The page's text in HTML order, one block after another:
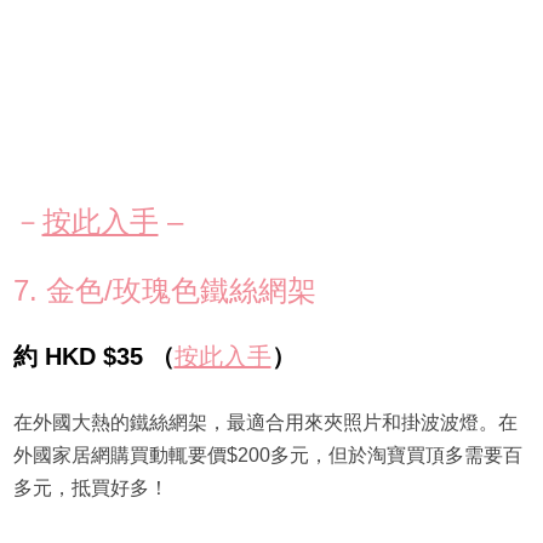
－ 按此入手 –
7. 金色/玫瑰色鐵絲網架
約 HKD $35 （按此入手）
在外國大熱的鐵絲網架，最適合用來夾照片和掛波波燈。在
外國家居網購買動輒要價$200多元，但於淘寶買頂多需要百
多元，抵買好多！